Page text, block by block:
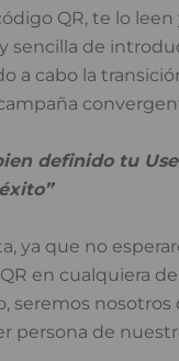
QR, te lo
sencilla de
a cabo la
definido tu
ya que no
en cualquiera
seremos
persona de